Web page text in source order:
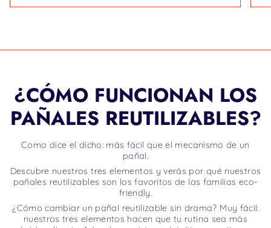
¿CÓMO FUNCIONAN LOS
PAÑALES REUTILIZABLES?
Como dice el dicho: más fácil que el mecanismo de un
pañal.
Descubre nuestros tres elementos y verás por qué nuestros
pañales reutilizables son los favoritos de las familias eco-
friendly.
¿Cómo cambiar un pañal reutilizable sin drama? Muy fácil:
nuestros tres elementos hacen que tu rutina sea más